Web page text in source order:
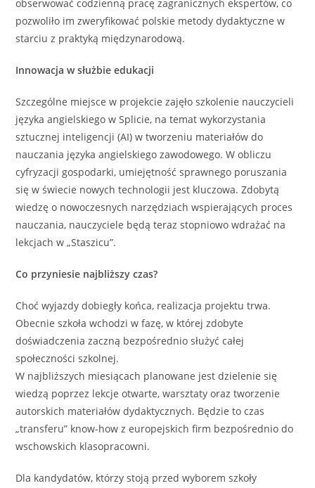
obserwować codzienną pracę zagranicznych ekspertów, co
pozwoliło im zweryfikować polskie metody dydaktyczne w
starciu z praktyką międzynarodową.
Innowacja w służbie edukacji
Szczególne miejsce w projekcie zajęło szkolenie nauczycieli
języka angielskiego w Splicie, na temat wykorzystania
sztucznej inteligencji (AI) w tworzeniu materiałów do
nauczania języka angielskiego zawodowego. W obliczu
cyfryzacji gospodarki, umiejętność sprawnego poruszania
się w świecie nowych technologii jest kluczowa. Zdobytą
wiedzę o nowoczesnych narzędziach wspierających proces
nauczania, nauczyciele będą teraz stopniowo wdrażać na
lekcjach w „Staszicu”.
Co przyniesie najbliższy czas?
Choć wyjazdy dobiegły końca, realizacja projektu trwa.
Obecnie szkoła wchodzi w fazę, w której zdobyte
doświadczenia zaczną bezpośrednio służyć całej
społeczności szkolnej.
W najbliższych miesiącach planowane jest dzielenie się
wiedzą poprzez lekcje otwarte, warsztaty oraz tworzenie
autorskich materiałów dydaktycznych. Będzie to czas
„transferu” know-how z europejskich firm bezpośrednio do
wschowskich klasopracowni.
Dla kandydatów, którzy stoją przed wyborem szkoły